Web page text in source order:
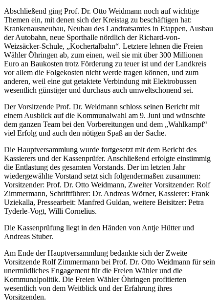
Abschließend ging Prof. Dr. Otto Weidmann noch auf wichtige
Themen ein, mit denen sich der Kreistag zu beschäftigen hat:
Krankenausneubau, Neubau des Landratsamtes in Etappen, Ausbau
der Autobahn, neue Sporthalle nördlich der Richard-von-
Weizsäcker-Schule, „Kochertalbahn“. Letztere lehnen die Freien
Wähler Öhringen ab, zum einen, weil sie mit über 300 Millionen
Euro an Baukosten trotz Förderung zu teuer ist und der Landkreis
vor allem die Folgekosten nicht werde tragen können, und zum
anderen, weil eine gut getaktete Verbindung mit Elektrobussen
wesentlich günstiger und durchaus auch umweltschonend sei.
Der Vorsitzende Prof. Dr. Weidmann schloss seinen Bericht mit
einem Ausblick auf die Kommunalwahl am 9. Juni und wünschte
dem ganzen Team bei den Vorbereitungen und dem „Wahlkampf“
viel Erfolg und auch den nötigen Spaß an der Sache.
Die Hauptversammlung wurde fortgesetzt mit dem Bericht des
Kassierers und der Kassenprüfer. Anschließend erfolgte einstimmig
die Entlastung des gesamten Vorstands. Der im letzten Jahr
wiedergewählte Vorstand setzt sich folgendermaßen zusammen:
Vorsitzender: Prof. Dr. Otto Weidmann, Zweiter Vorsitzender: Rolf
Zimmermann, Schriftführer: Dr. Andreas Wörner, Kassierer: Frank
Uziekalla, Pressearbeit: Manfred Guldan, weitere Beisitzer: Petra
Tyderle-Vogt, Willi Cornelius.
Die Kassenprüfung liegt in den Händen von Antje Hütter und
Andreas Stuber.
Am Ende der Hauptversammlung bedankte sich der Zweite
Vorsitzende Rolf Zimmermann bei Prof. Dr. Otto Weidmann für sein
unermüdliches Engagement für die Freien Wähler und die
Kommunalpolitik. Die Freien Wähler Öhringen profitierten
wesentlich von dem Weitblick und der Erfahrung ihres
Vorsitzenden.